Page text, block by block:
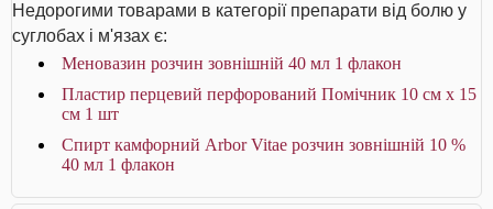
Недорогими товарами в категорії препарати від болю у
суглобах і м'язах є:
Меновазин розчин зовнішній 40 мл 1 флакон
Пластир перцевий перфорований Помічник 10 см х 15
см 1 шт
Спирт камфорний Arbor Vitae розчин зовнішній 10 %
40 мл 1 флакон